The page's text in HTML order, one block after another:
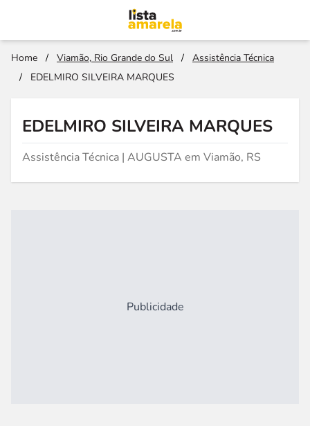
Home / Viamão, Rio Grande do Sul /
Assistência Técnica
/
EDELMIRO SILVEIRA MARQUES
EDELMIRO SILVEIRA MARQUES
Assistência Técnica | AUGUSTA em Viamão, RS
Publicidade